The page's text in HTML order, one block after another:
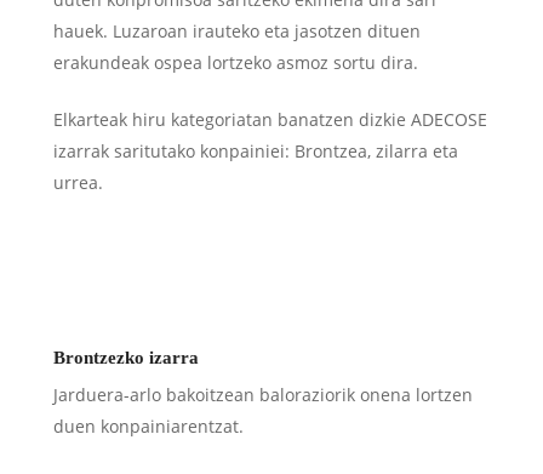
hauek. Luzaroan irauteko eta jasotzen dituen
erakundeak ospea lortzeko asmoz sortu dira.
Elkarteak hiru kategoriatan banatzen dizkie ADECOSE
izarrak saritutako konpainiei: Brontzea, zilarra eta
urrea.
Brontzezko izarra
Jarduera-arlo bakoitzean baloraziorik onena lortzen
duen konpainiarentzat.